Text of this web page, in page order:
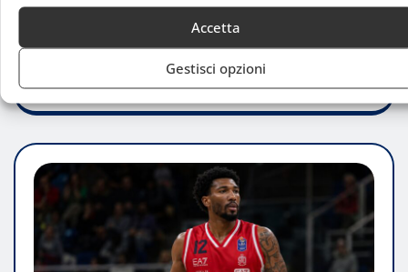
Accetta
Gestisci opzioni
Piscina Cardellino vandalizzata, vernice
nella vasca: attività sospesa a Milano
Ago 3, 2026